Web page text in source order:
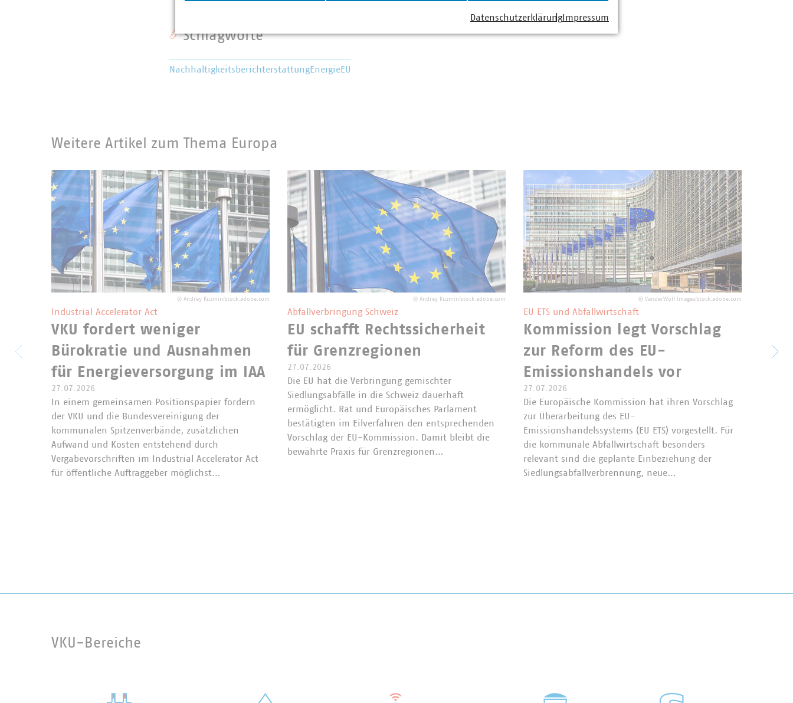
Schlagworte
NachhaltigkeitsberichterstattungEnergieEU
Weitere Artikel zum Thema Europa
© Andrey Kuzmin/stock.adobe.com
Industrial Accelerator Act
VKU fordert weniger
Bürokratie und Ausnahmen
für Energieversorgung im IAA
27.07.2026
In einem gemeinsamen Positionspapier fordern
der VKU und die Bundesvereinigung der
kommunalen Spitzenverbände, zusätzlichen
Aufwand und Kosten entstehend durch
Vergabevorschriften im Industrial Accelerator Act
für öffentliche Auftraggeber möglichst…
© Andrey Kuzmin/stock.adobe.com
Abfallverbringung Schweiz
EU schafft Rechtssicherheit
für Grenzregionen
27.07.2026
Die EU hat die Verbringung gemischter
Siedlungsabfälle in die Schweiz dauerhaft
ermöglicht. Rat und Europäisches Parlament
bestätigten im Eilverfahren den entsprechenden
Vorschlag der EU-Kommission. Damit bleibt die
bewährte Praxis für Grenzregionen…
© VanderWolf Images/stock.adobe.com
EU ETS und Abfallwirtschaft
Kommission legt Vorschlag
zur Reform des EU-
Emissionshandels vor
27.07.2026
Die Europäische Kommission hat ihren Vorschlag
zur Überarbeitung des EU-
Emissionshandelssystems (EU ETS) vorgestellt. Für
die kommunale Abfallwirtschaft besonders
relevant sind die geplante Einbeziehung der
Siedlungsabfallverbrennung, neue…
VKU-Bereiche
Datenschutzerklärung Impressum